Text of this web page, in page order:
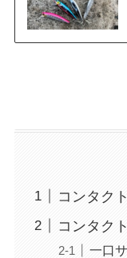
コンタク
コンタク
一口